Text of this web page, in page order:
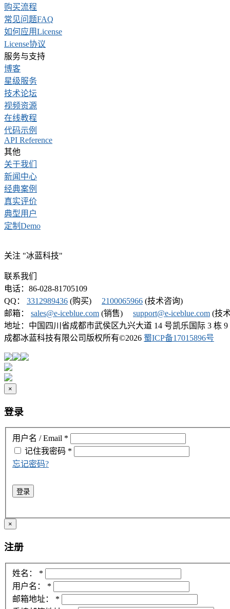
购买流程
常见问题FAQ
如何应用License
License协议
服务与支持
博客
星级服务
技术论坛
视频资源
在线教程
代码示例
API Reference
其他
关于我们
新闻中心
经典案例
真实评价
典型用户
定制Demo
关注 "冰蓝科技"
联系我们
电话：86-028-81705109
QQ： 3312989436 (购买) 2100065966 (技术咨询)
邮箱： sales@e-iceblue.com (销售) support@e-iceblue.com (技
地址：中国四川省成都市武侯区九兴大道 14 号凯乐国际 3 栋 9
成都冰蓝科技有限公司版权所有©2026 蜀ICP备17015896号
×
登录
用户名 / Email *
密码 *
记住我
忘记密码?
登录
×
注册
姓名：
*
用户名：
*
邮箱地址：
*